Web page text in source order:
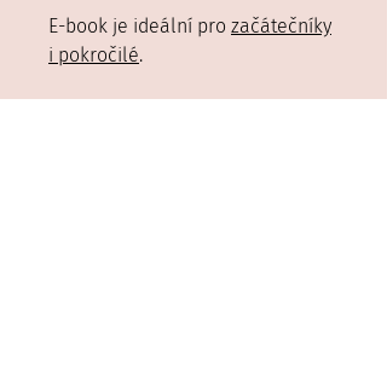
E-book je ideální pro začátečníky
i pokročilé.